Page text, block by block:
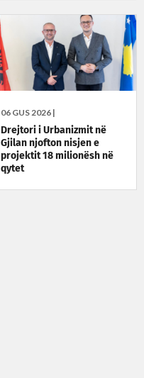
06 GUS 2026 |
Drejtori i Urbanizmit në
Gjilan njofton nisjen e
projektit 18 milionësh në
qytet